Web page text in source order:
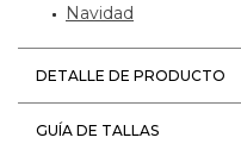
Navidad
DETALLE DE PRODUCTO
GUÍA DE TALLAS